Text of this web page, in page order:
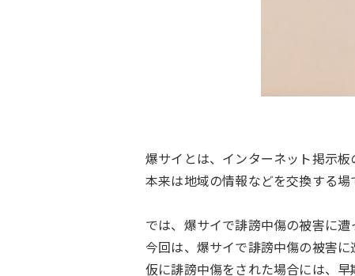
爆サイとは、インターネット掲示板
本来は地域の情報などを交換する
では、爆サイで誹謗中傷の被害に
今回は、爆サイで誹謗中傷の被害
仮に誹謗中傷をされた場合には、早